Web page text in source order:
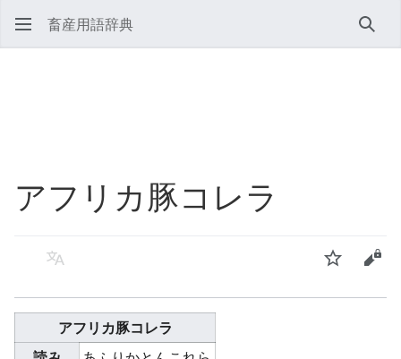
畜産用語辞典 検索
アフリカ豚コレラ
言語 ウォッチソ
アフリカ豚コレラ